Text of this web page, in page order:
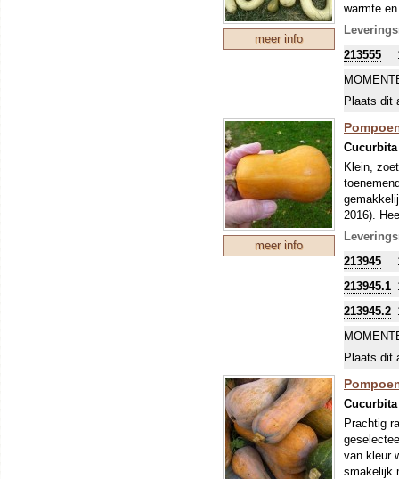
meer info
warmte
en/of een
worden
Alle
soorten,
duidelijk
213555
Plaats dit
meer info
Klein,
2016).
zoveel
ras is
worden
Alle
namen
duidelijk
213945
213945.1
213945.2
Plaats dit
Prachtig
van kleur
smakelijk